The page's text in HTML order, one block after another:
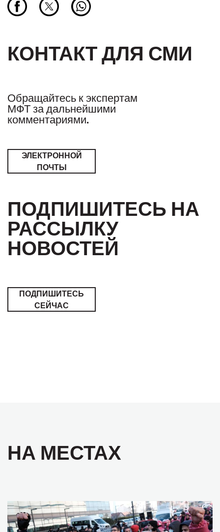
КОНТАКТ ДЛЯ СМИ
Обращайтесь к экспертам
МФТ за дальнейшими
комментариями.
ЭЛЕКТРОННОЙ
ПОЧТЫ
ПОДПИШИТЕСЬ НА
РАССЫЛКУ
НОВОСТЕЙ
ПОДПИШИТЕСЬ
СЕЙЧАС
НА МЕСТАХ